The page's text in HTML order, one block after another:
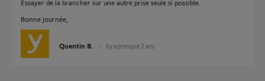
Essayer de la brancher sur une autre prise seule si possible.
Bonne journée,
Quentin B. il y a presque 2 ans